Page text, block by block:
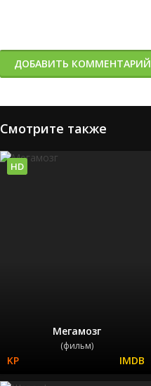
ДОБАВИТЬ КОММЕНТАРИЙ
Смотрите также
Мегамозг
(фильм)
HD